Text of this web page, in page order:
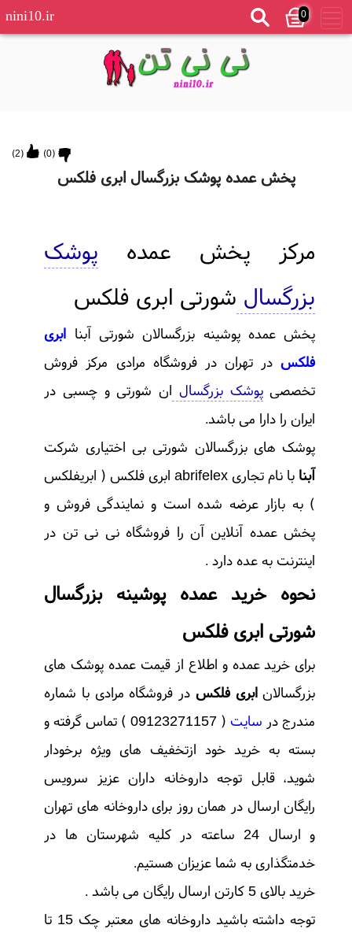
0
nini10.ir
(
2
) (
0
)
پخش عمده پوشک بزرگسال ابری فلکس
مرکز پخش عمده پوشک
بزرگسال شورتی ابری فلکس
پخش عمده پوشینه بزرگسالان شورتی آبنا ابری
فلکسدر تهران در فروشگاه مرادی مرکز فروش
تخصصیپوشک بزرگسال ان شورتی و چسبی در
ایران را دارا می باشد.
پوشک های بزرگسالان شورتی بی اختیاری شرکت
آبنا
با نام تجاری abrifelex ابری فلکس ( ابریفلکس
) به بازار عرضه شده است و نمایندگی فروش و
پخش عمده آنلاین آن را فروشگاه نی نی تن در
اینترنت به عده دارد .
نحوه خرید عمده پوشینه بزرگسال
شورتی ابری فلکس
برای خرید عمده و اطلاع از قیمت عمده پوشک های
بزرگسالانابری فلکس در فروشگاه مرادی با شماره
مندرج در سایت
( 09123271157 ) تماس گرفته و
بسته به خرید خود ازتخفیف های ویژه برخودار
شوید،قابل توجه داروخانه داران عزیز سرویس
رایگان ارسال در همان روز برای داروخانه های تهران
و ارسال 24 ساعته در کلیه شهرستان ها در
خدمتگذاری به شما عزیزان هستیم.
خرید بالای 5 کارتن ارسال رایگان می باشد .
توجه داشته باشید داروخانه های معتبر چک 15 تا